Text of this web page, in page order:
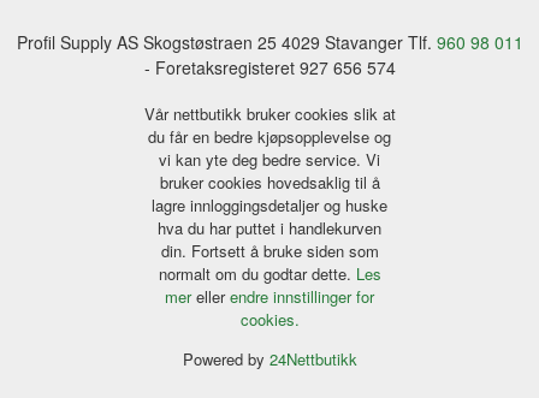
Profil Supply AS Skogstøstraen 25 4029 Stavanger Tlf. 960 98 011
- Foretaksregisteret 927 656 574
Vår nettbutikk bruker cookies slik at
du får en bedre kjøpsopplevelse og
vi kan yte deg bedre service. Vi
bruker cookies hovedsaklig til å
lagre innloggingsdetaljer og huske
hva du har puttet i handlekurven
din. Fortsett å bruke siden som
normalt om du godtar dette. Les
merellerendre innstillinger for
cookies.
Powered by 24Nettbutikk